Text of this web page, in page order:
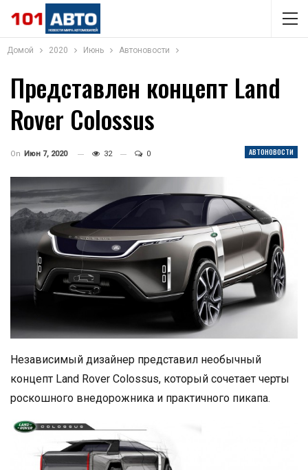
Домой 2020 Июнь Автоновости
Представлен концепт Land
Rover Colossus
АВТОНОВОСТИ
On Июн 7, 2020 32 0
Независимый дизайнер представил необычный
концепт Land Rover Colossus, который сочетает черты
роскошного внедорожника и практичного пикапа.